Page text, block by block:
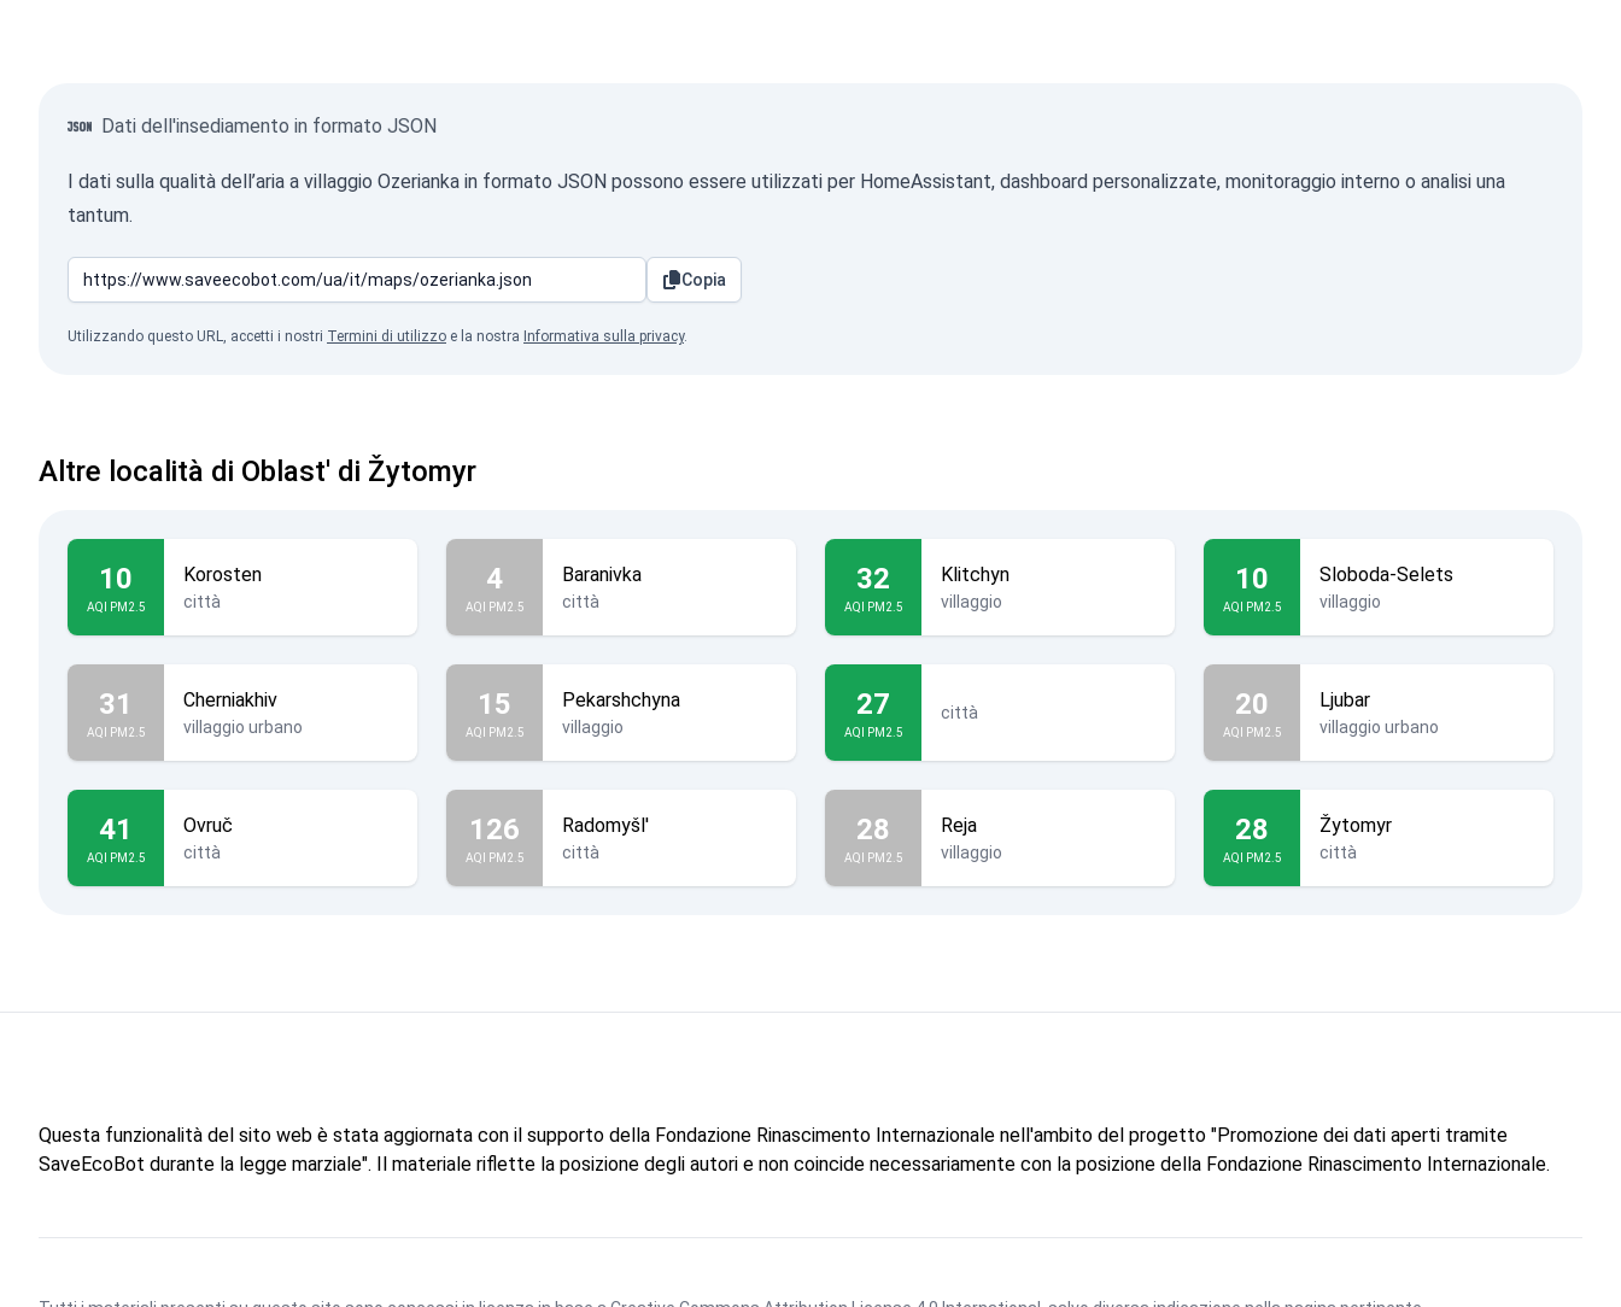
Dati dell'insediamento in formato JSON
I dati sulla qualità dell’aria a villaggio Ozerianka in formato JSON possono essere utilizzati per HomeAssistant, dashboard personalizzate, monitoraggio interno o analisi una
tantum.
Copia
Utilizzando questo URL, accetti i nostri Termini di utilizzo e la nostra Informativa sulla privacy.
Altre località di Oblast' di Žytomyr
10
AQI PM2.5
Korosten
città
4
AQI PM2.5
Baranivka
città
32
AQI PM2.5
Klitchyn
villaggio
10
AQI PM2.5
Sloboda-Selets
villaggio
31
AQI PM2.5
Cherniakhiv
villaggio urbano
15
AQI PM2.5
Pekarshchyna
villaggio
27
AQI PM2.5
città 20
AQI PM2.5
Ljubar
villaggio urbano
41
AQI PM2.5
Ovruč
città
126
AQI PM2.5
Radomyšl'
città
28
AQI PM2.5
Reja
villaggio
28
AQI PM2.5
Žytomyr
città
Questa funzionalità del sito web è stata aggiornata con il supporto della Fondazione Rinascimento Internazionale nell'ambito del progetto "Promozione dei dati aperti tramite
SaveEcoBot durante la legge marziale". Il materiale riflette la posizione degli autori e non coincide necessariamente con la posizione della Fondazione Rinascimento Internazionale.